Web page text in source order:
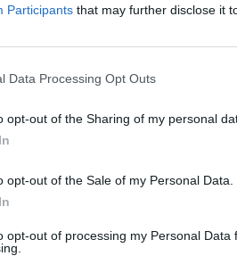
Participants that may further disclose it
Data Processing Opt Outs
opt-out of the Sharing of my personal
opt-out of the Sale of my Personal Data.
opt-out of processing my Personal Data
„Žinios“ 2026-08-09